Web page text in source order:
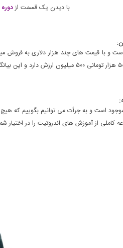
با دیدن یک قسمت از
و با قیمت های چند هزار دلاری به فروش
از آموزش های اندروتیت را در اختیار